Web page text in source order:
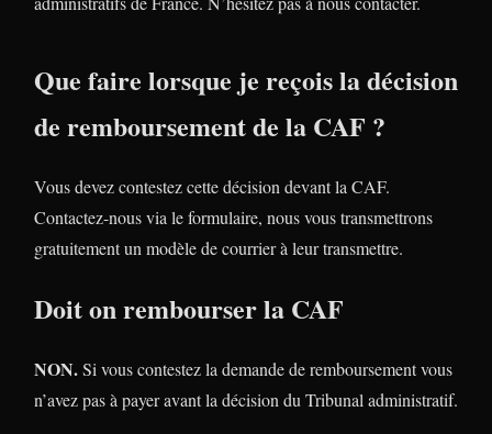
Que faire lorsque je reçois la décision
de remboursement de la CAF ?
Vous devez contestez cette décision devant la CAF.
Contactez-nous via le formulaire, nous vous transmettrons
gratuitement un modèle de courrier à leur transmettre.
Doit on rembourser la CAF
NON.Si vous contestez la demande de remboursement vous
n’avez pas à payer avant la décision du Tribunal administratif.